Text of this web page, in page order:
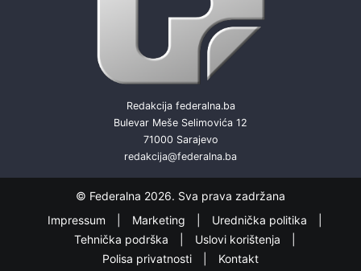
Redakcija federalna.ba
Bulevar Meše Selimovića 12
71000 Sarajevo
redakcija@federalna.ba
© Federalna 2026. Sva prava zadržana
Impressum
Marketing
Urednička politika
Tehnička podrška
Uslovi korištenja
Polisa privatnosti
Kontakt